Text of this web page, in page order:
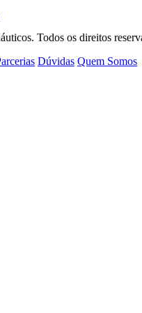
Todos os direitos
Dúvidas Quem Somos